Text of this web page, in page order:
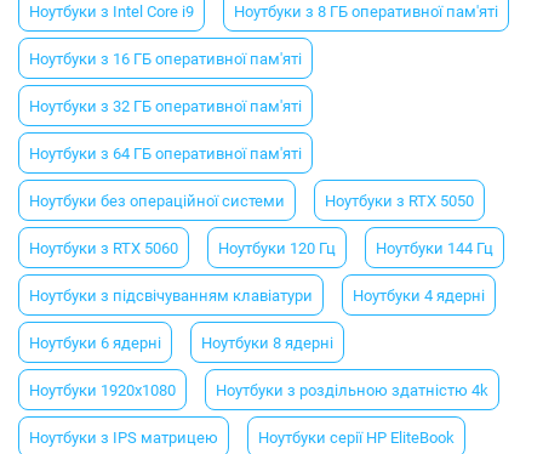
Ноутбуки з Intel Core i9 Ноутбуки з 8 ГБ оперативної пам'яті
Ноутбуки з 16 ГБ оперативної пам'яті
Ноутбуки з 32 ГБ оперативної пам'яті
Ноутбуки з 64 ГБ оперативної пам'яті
Ноутбуки без операційної системи Ноутбуки з RTX 5050
Ноутбуки з RTX 5060 Ноутбуки 120 Гц Ноутбуки 144 Гц
Ноутбуки з підсвічуванням клавіатури Ноутбуки 4 ядерні
Ноутбуки 6 ядерні Ноутбуки 8 ядерні
Ноутбуки 1920x1080 Ноутбуки з роздільною здатністю 4k
Ноутбуки з IPS матрицею Ноутбуки серії HP EliteBook